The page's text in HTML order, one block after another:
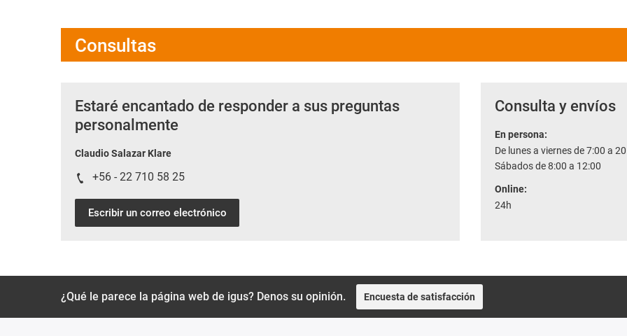
Consultas
Estaré encantado de responder a sus preguntas
personalmente
Claudio Salazar Klare
+56 - 22 710 58 25
Escribir un correo electrónico
Consulta y envíos
En persona:
De lunes a viernes de 7:00 a
Sábados de 8:00 a 12:00
Online:
24h
¿Qué le parece la página web de igus? Denos su opinión. Encuesta de satisfacción